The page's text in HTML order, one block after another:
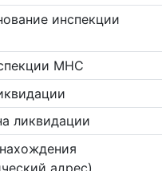
инспекции
МНС
ликвидации
адрес)